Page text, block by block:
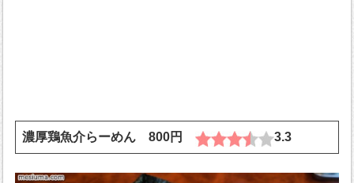
濃厚鶏魚介らーめん 800円 3.3